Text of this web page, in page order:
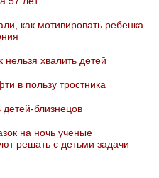
как мотивировать ребенка
нельзя хвалить детей
в пользу тростника
детей-близнецов
на ночь ученые
решать с детьми задачи